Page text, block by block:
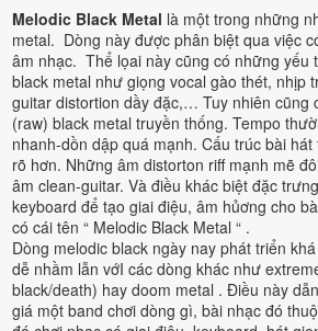
Melodic Black Metal là một trong những
metal. Dòng này được phân biệt qua việc
âm nhạc. Thể lọai này cũng có những yếu
black metal như giọng vocal gào thét, nhịp
guitar distortion dầy đặc,… Tuy nhiên cũng
(raw) black metal truyền thống. Tempo
nhanh-dồn dập quá mạnh. Cấu trúc bài
rõ hơn. Những âm distorton riff mạnh mẽ
âm clean-guitar. Và điều khác biệt đặc
keyboard để tạo giai điệu, âm hủơng cho
có cái tên “ Melodic Black Metal “ .
Dòng melodic black ngày nay phát triển
dễ nhầm lẫn vớI các dòng khác như
black/death) hay doom metal . Điều này
giá một band chơi dòng gì, bài nhạc đó